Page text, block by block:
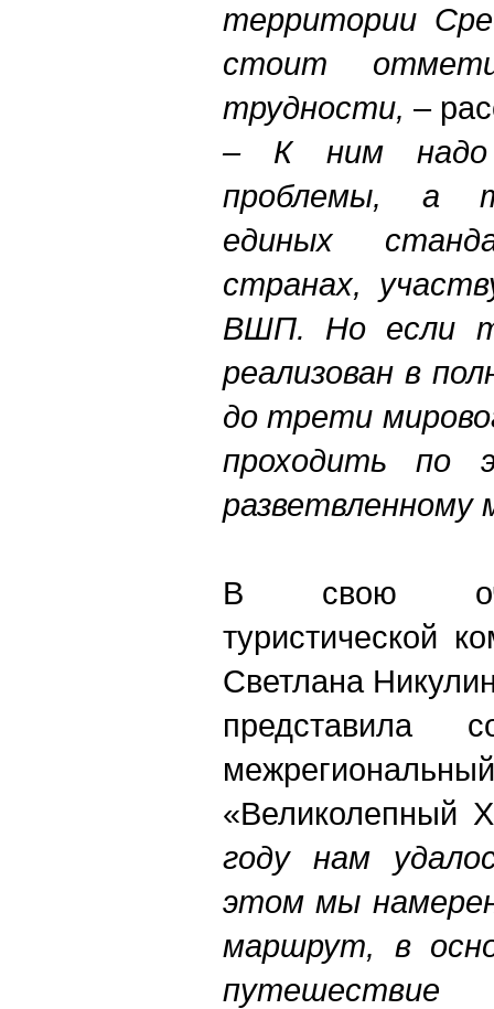
территории
стоит
трудности, –
– К ним надо
проблемы, а
единых
странах,
ВШП. Но если
реализован в
до трети
проходить по
разветвленному
В свою
туристической
Светлана
представила
«Великолепный
году нам
этом мы
маршрут, в